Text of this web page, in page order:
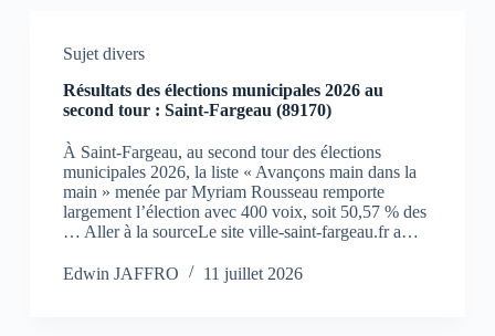
Sujet divers
Résultats des élections municipales 2026 au
second tour : Saint-Fargeau (89170)
À Saint-Fargeau, au second tour des élections
municipales 2026, la liste « Avançons main dans la
main » menée par Myriam Rousseau remporte
largement l’élection avec 400 voix, soit 50,57 % des
… Aller à la sourceLe site ville-saint-fargeau.fr a…
Edwin JAFFRO 11 juillet 2026